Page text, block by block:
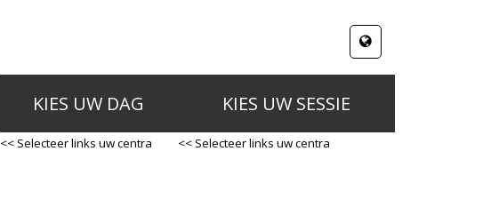
KIES UW DAG
<< Selecteer links uw centra
KIES UW SESSIE
<< Selecteer links uw centra